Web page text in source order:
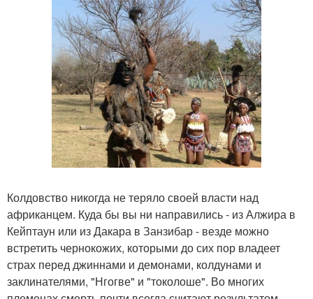
Колдовство никогда не теряло своей власти над
африканцем. Куда бы вы ни направились - из Алжира в
Кейптаун или из Дакара в Занзибар - везде можно
встретить чернокожих, которыми до сих пор владеет
страх перед джиннами и демонами, колдунами и
заклинателями, "Нгогве" и "токолоше". Во многих